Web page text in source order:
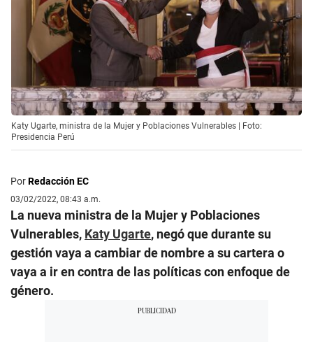
Katy Ugarte, ministra de la Mujer y Poblaciones Vulnerables | Foto:
Presidencia Perú
PorRedacción EC
03/02/2022, 08:43 a.m.
La nueva ministra de la Mujer y Poblaciones
Vulnerables, Katy Ugarte, negó que durante su
gestión vaya a cambiar de nombre a su cartera o
vaya a ir en contra de las políticas con enfoque de
género.